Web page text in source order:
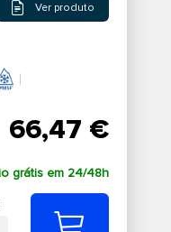
Ver produto
66,47 €
grátis em 24/48h